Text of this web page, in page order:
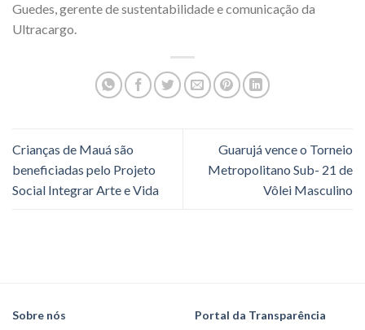
Guedes, gerente de sustentabilidade e comunicação da
Ultracargo.
Crianças de Mauá são
beneficiadas pelo Projeto
Social Integrar Arte e Vida
Guarujá vence o Torneio
Metropolitano Sub- 21 de
Vôlei Masculino
Sobre nós Portal da Transparência